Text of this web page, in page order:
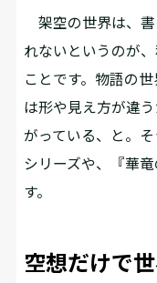
架空の世界は、書
れない――というのが
ことです。物語の
は形や見え方が違
がっている、と。
シリーズや、『華
す。
空想だけで